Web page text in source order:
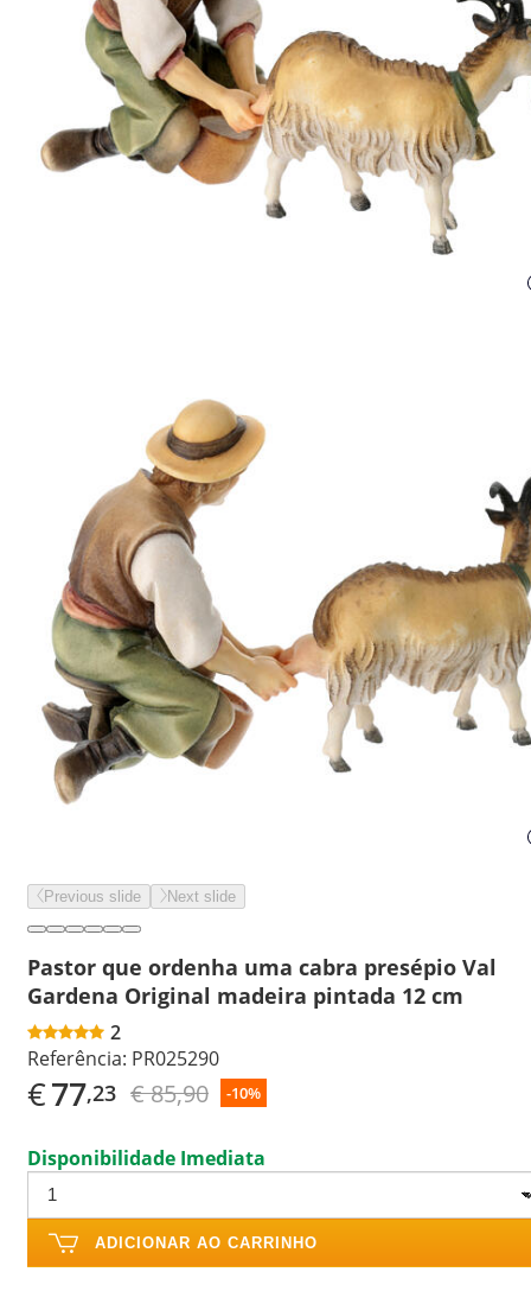
Previous slide Next slide
Pastor que ordenha uma cabra presépio Val
Gardena Original madeira pintada 12 cm
2
Referência: PR025290
€77,23 € 85,90 -10%
Disponibilidade Imediata
ADICIONAR AO CARRINHO